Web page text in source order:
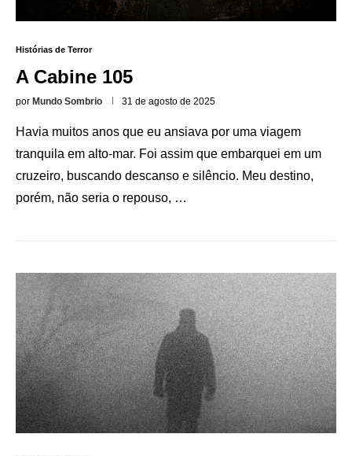
Histórias de Terror
A Cabine 105
por Mundo Sombrio 31 de agosto de 2025
Havia muitos anos que eu ansiava por uma viagem
tranquila em alto-mar. Foi assim que embarquei em um
cruzeiro, buscando descanso e silêncio. Meu destino,
porém, não seria o repouso, …